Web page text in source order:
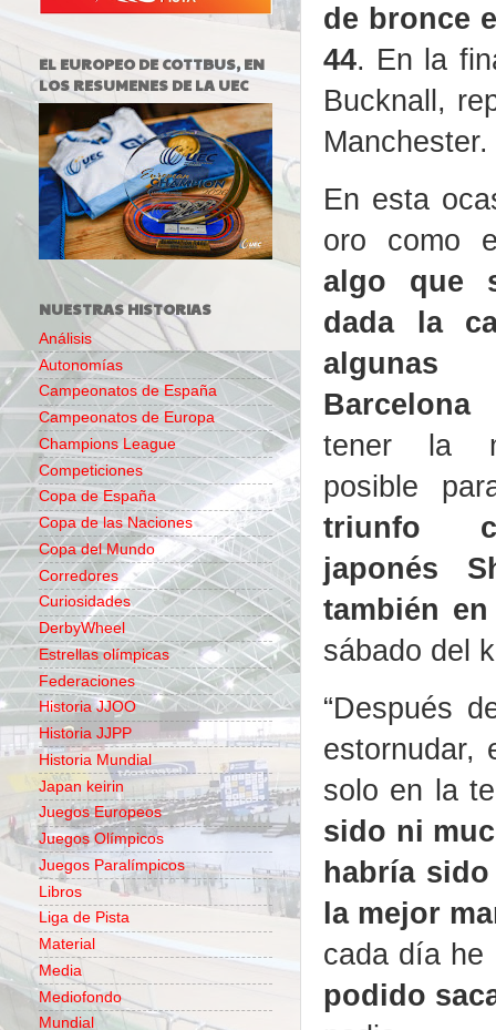
de bronce
44. En la
Bucknall,
Manchester.
En esta
oro como
algo que
dada la
Barcelona
tener la
posible
triunfo
japonés
también
sábado del
“Después
estornudar,
solo en la
sido ni
habría
la mejor
cada día he
podido
EL EUROPEO DE COTTBUS, EN
LOS RESUMENES DE LA UEC
NUESTRAS HISTORIAS
Análisis
Autonomías
Campeonatos de España
Campeonatos de Europa
Champions League
Competiciones
Copa de España
Copa de las Naciones
Copa del Mundo
Corredores
Curiosidades
DerbyWheel
Estrellas olímpicas
Federaciones
Historia JJOO
Historia JJPP
Historia Mundial
Japan keirin
Juegos Europeos
Juegos Olímpicos
Juegos Paralímpicos
Libros
Liga de Pista
Material
Media
Mediofondo
Mundial